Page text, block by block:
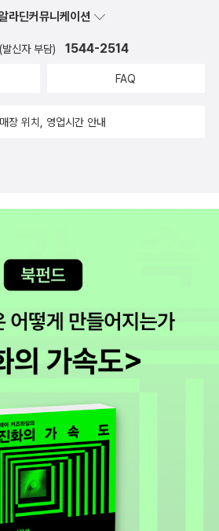
생들, 제자들에게 선생님들이 전하는 꼼꼼
책을 한 번 더 읽어준다면 아이들의 관심
책 추천 도서가 아니에요.대입 입시는 독
서 활동에 진심이신 현직 고등학교 국어,
멀다 하고 달라지는 입시제도에 우리 아
를 지원받아 읽고 작성한 솔직한 리뷰입
리 아이들이이죠. 어떻게 생기부 활동을
이 평가하는 항목의 기준들을 미리 숙지하
을 읽다 보면 취지는 굉장히 좋지만, 공교
특을 돋보이게 하는 것을 독서뿐이라는
좋은 점이 바로,과세특을 기술하는 현직
고른 생기부 필독서를 소개하고,선정한 책
정한 도서가 대학의 어떤 과와 연관이 있는
이예요생기부 필독서 100 개정판에서
, 수학 계열로 과목 별로 소개하고 있어
심 분야와 진로에 맞는 활동을 미리 계획
를 생기부를 채출 도구로 활용해 보시길
100개정판 #센시오 #생기부독서방법 #
부필독서
라딘커뮤니케이션
신자 부담) 1544-2514
FAQ
장 위치, 영업시간 안내